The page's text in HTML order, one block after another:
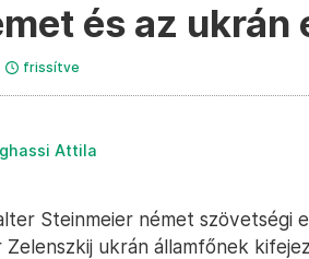
és az
frissítve
Attila
Steinmeier német szövetségi
Zelenszkij ukrán államfőnek